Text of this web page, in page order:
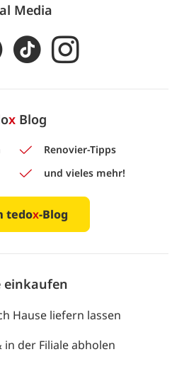
Media
xBlog
Renovier-Tipps
und vieles mehr!
tedox-Blog
einkaufen
Hause liefern lassen
in der Filiale abholen